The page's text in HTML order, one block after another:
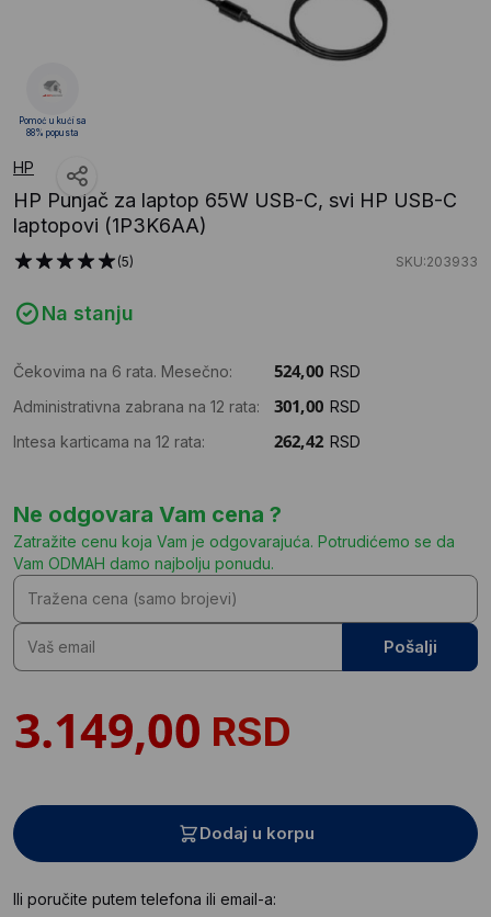
HP
HP Punjač za laptop 65W USB-C, svi HP USB-C
laptopovi (1P3K6AA)
(5) SKU:203933
Na stanju
Čekovima na 6 rata. Mesečno:
RSD
Administrativna zabrana na 12 rata:
RSD
Intesa karticama na 12 rata:
RSD
Ne odgovara Vam cena ?
Zatražite cenu koja Vam je odgovarajuća. Potrudićemo se da
Vam ODMAH damo najbolju ponudu.
Pošalji
RSD
Dodaj u korpu
Ili poručite putem telefona ili email-a:
Pomoć u kući sa
88% popusta